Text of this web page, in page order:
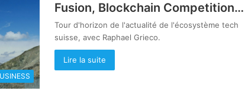
Fusion, Blockchain Competition…
Tour d'horizon de l'actualité de l'écosystème tech
suisse, avec Raphael Grieco.
Lire la suite